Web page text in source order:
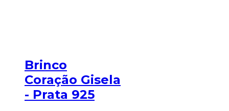
Brinco
Coração Gisela
- Prata 925